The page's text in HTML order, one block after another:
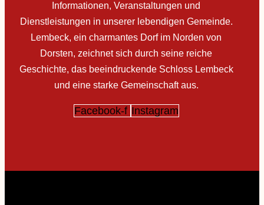
Informationen, Veranstaltungen und
Dienstleistungen in unserer lebendigen Gemeinde.
Lembeck, ein charmantes Dorf im Norden von
Dorsten, zeichnet sich durch seine reiche
Geschichte, das beeindruckende Schloss Lembeck
und eine starke Gemeinschaft aus.
Facebook-f Instagram